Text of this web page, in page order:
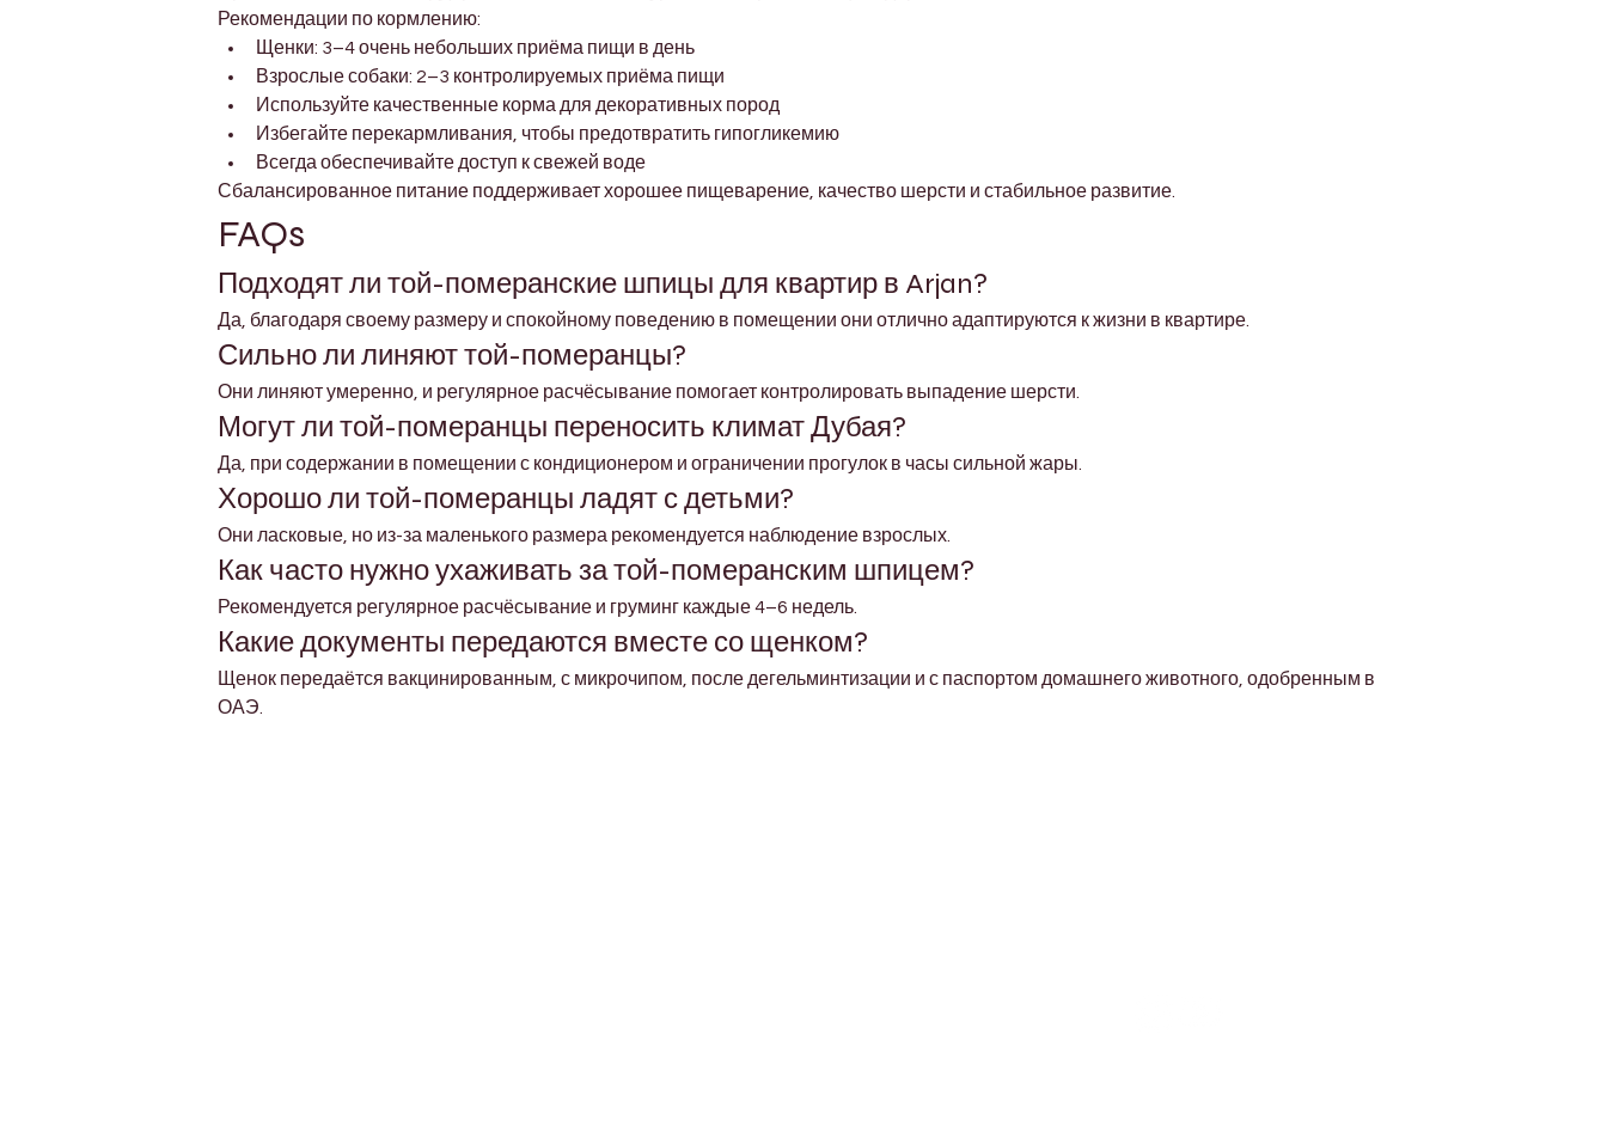
Рекомендации по кормлению:
Щенки: 3–4 очень небольших приёма пищи в день
Взрослые собаки: 2–3 контролируемых приёма пищи
Используйте качественные корма для декоративных пород
Избегайте перекармливания, чтобы предотвратить гипогликемию
Всегда обеспечивайте доступ к свежей воде
Сбалансированное питание поддерживает хорошее пищеварение, качество шерсти и стабильное развитие.
FAQs
Подходят ли той-померанские шпицы для квартир в Arjan?
Да, благодаря своему размеру и спокойному поведению в помещении они отлично адаптируются к жизни в квартире.
Сильно ли линяют той-померанцы?
Они линяют умеренно, и регулярное расчёсывание помогает контролировать выпадение шерсти.
Могут ли той-померанцы переносить климат Дубая?
Да, при содержании в помещении с кондиционером и ограничении прогулок в часы сильной жары.
Хорошо ли той-померанцы ладят с детьми?
Они ласковые, но из-за маленького размера рекомендуется наблюдение взрослых.
Как часто нужно ухаживать за той-померанским шпицем?
Рекомендуется регулярное расчёсывание и груминг каждые 4–6 недель.
Какие документы передаются вместе со щенком?
Щенок передаётся вакцинированным, с микрочипом, после дегельминтизации и с паспортом домашнего животного, одобренным в
ОАЭ.